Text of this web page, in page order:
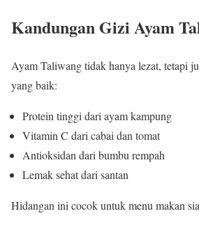
Kandungan Gizi Ayam
Ayam Taliwang tidak hanya lezat, tetapi
yang baik:
Protein tinggi dari ayam kampung
Vitamin C dari cabai dan tomat
Antioksidan dari bumbu rempah
Lemak sehat dari santan
Hidangan ini cocok untuk menu makan